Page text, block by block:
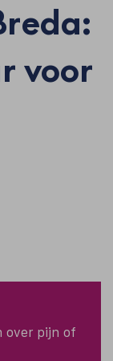
voor
over pijn of